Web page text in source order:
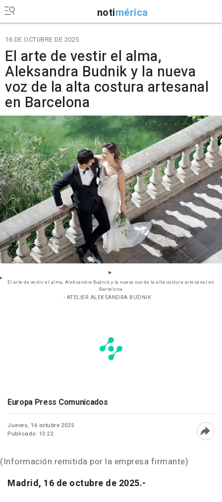
notimérica
16 DE OCTUBRE DE 2025
El arte de vestir el alma,
Aleksandra Budnik y la nueva
voz de la alta costura artesanal
en Barcelona
El arte de vestir el alma, Aleksandra Budnik y la nueva voz de la alta costura artesanal en
Barcelona
- ATELIER ALEKSANDRA BUDNIK
Europa Press Comunicados
Jueves, 16 octubre 2025
Publicado: 13:22
(Información remitida por la empresa firmante)
Madrid, 16 de octubre de 2025.-